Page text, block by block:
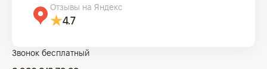
Отзывы на Яндекс
4.7
Звонок бесплатный